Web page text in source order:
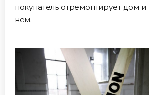
покупатель отремонтирует дом и
нем.